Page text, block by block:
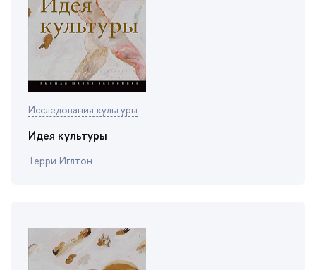
Исследования культуры
Идея культуры
Терри Иглтон